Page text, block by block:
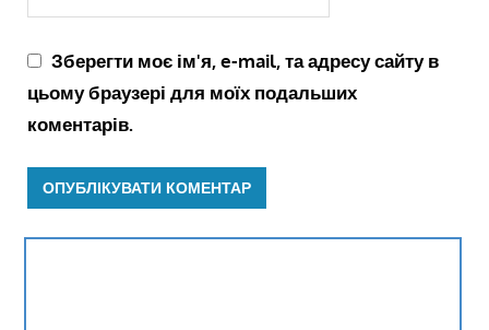
Зберегти моє ім'я, e-mail, та адресу сайту в
цьому браузері для моїх подальших
коментарів.